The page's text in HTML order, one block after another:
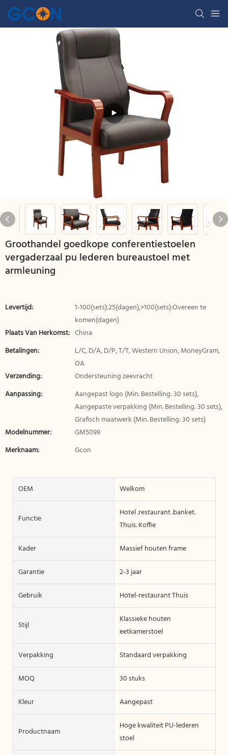
Groothandel goedkope conferentiestoelen
vergaderzaal pu lederen bureaustoel met
armleuning
Levertijd:
1-100(sets):25(dagen),>100(sets):Overeen te
komen(dagen)
Plaats Van Herkomst: China
Betalingen:
L/C, D/A, D/P, T/T, Western Union, MoneyGram,
OA
Verzending:
Ondersteuning zeevracht
Aanpassing:
Aangepast logo (Min. Bestelling: 30 sets),
Aangepaste verpakking (Min. Bestelling: 30 sets),
Grafisch maatwerk (Min. Bestelling: 30 sets)
Modelnummer:
GM5099
Merknaam:
Gcon
OEM Welkom
Functie
Hotel .restaurant .banket.
Thuis. Koffie
Kader
Massief houten frame
Garantie
2-3 jaar
Gebruik
Hotel-restaurant Thuis
Stijl
Klassieke houten
eetkamerstoel
Verpakking
Standaard verpakking
MOQ
30 stuks
Kleur
Aangepast
Productnaam
Hoge kwaliteit PU-lederen
stoel